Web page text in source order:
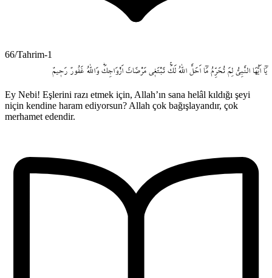
66/Tahrim-1
يَٓا اَيُّهَا النَّبِيُّ لِمَ تُحَرِّمُ مَٓا اَحَلَّ اللّٰهُ لَكَۚ تَبْتَغ۪ي مَرْضَاتَ اَزْوَاجِكَۜ وَاللّٰهُ غَفُورٌ رَح۪يمٌ
Ey Nebi! Eşlerini razı etmek için, Allah’ın sana helâl kıldığı şeyi
niçin kendine haram ediyorsun? Allah çok bağışlayandır, çok
merhamet edendir.